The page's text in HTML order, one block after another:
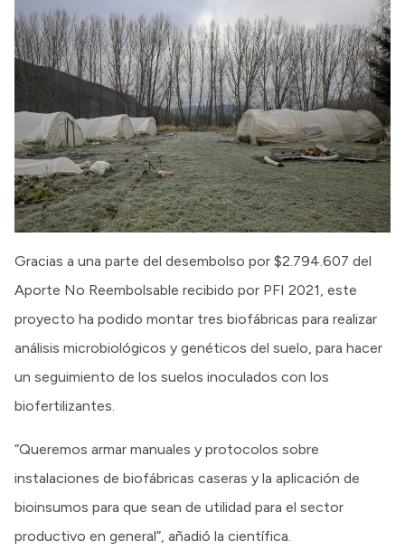
Gracias a una parte del desembolso por $2.794.607 del
Aporte No Reembolsable recibido por PFI 2021, este
proyecto ha podido montar tres biofábricas para realizar
análisis microbiológicos y genéticos del suelo, para hacer
un seguimiento de los suelos inoculados con los
biofertilizantes.
“Queremos armar manuales y protocolos sobre
instalaciones de biofábricas caseras y la aplicación de
bioinsumos para que sean de utilidad para el sector
productivo en general”, añadió la científica.